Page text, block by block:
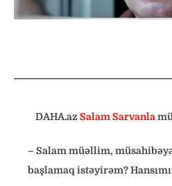
DAHA.azSalam Sarvanla
– Salam müəllim,
başlamaq istəyirəm?